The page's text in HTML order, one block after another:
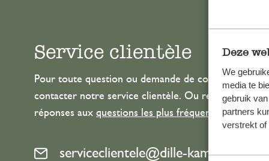
Deze
We
media te
gebruik
partners
verstrekt of
Service clientèle
Pour toute question ou demande de conseil ou
contacter notre service clientèle. Ou retrouvez ici
réponses aux questions les plus fréquemment
serviceclientele@dille-kamille.com